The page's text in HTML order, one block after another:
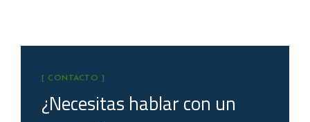
[ CONTACTO ]
¿Necesitas hablar con un